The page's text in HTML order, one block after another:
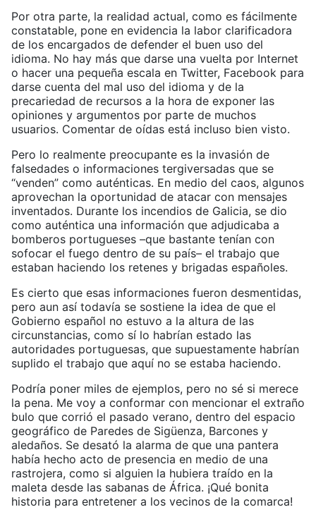
Por otra parte, la realidad actual, como es fácilmente
constatable, pone en evidencia la labor clarificadora
de los encargados de defender el buen uso del
idioma. No hay más que darse una vuelta por Internet
o hacer una pequeña escala en Twitter, Facebook para
darse cuenta del mal uso del idioma y de la
precariedad de recursos a la hora de exponer las
opiniones y argumentos por parte de muchos
usuarios. Comentar de oídas está incluso bien visto.
Pero lo realmente preocupante es la invasión de
falsedades o informaciones tergiversadas que se
“venden” como auténticas. En medio del caos, algunos
aprovechan la oportunidad de atacar con mensajes
inventados. Durante los incendios de Galicia, se dio
como auténtica una información que adjudicaba a
bomberos portugueses –que bastante tenían con
sofocar el fuego dentro de su país– el trabajo que
estaban haciendo los retenes y brigadas españoles.
Es cierto que esas informaciones fueron desmentidas,
pero aun así todavía se sostiene la idea de que el
Gobierno español no estuvo a la altura de las
circunstancias, como sí lo habrían estado las
autoridades portuguesas, que supuestamente habrían
suplido el trabajo que aquí no se estaba haciendo.
Podría poner miles de ejemplos, pero no sé si merece
la pena. Me voy a conformar con mencionar el extraño
bulo que corrió el pasado verano, dentro del espacio
geográfico de Paredes de Sigüenza, Barcones y
aledaños. Se desató la alarma de que una pantera
había hecho acto de presencia en medio de una
rastrojera, como si alguien la hubiera traído en la
maleta desde las sabanas de África. ¡Qué bonita
historia para entretener a los vecinos de la comarca!